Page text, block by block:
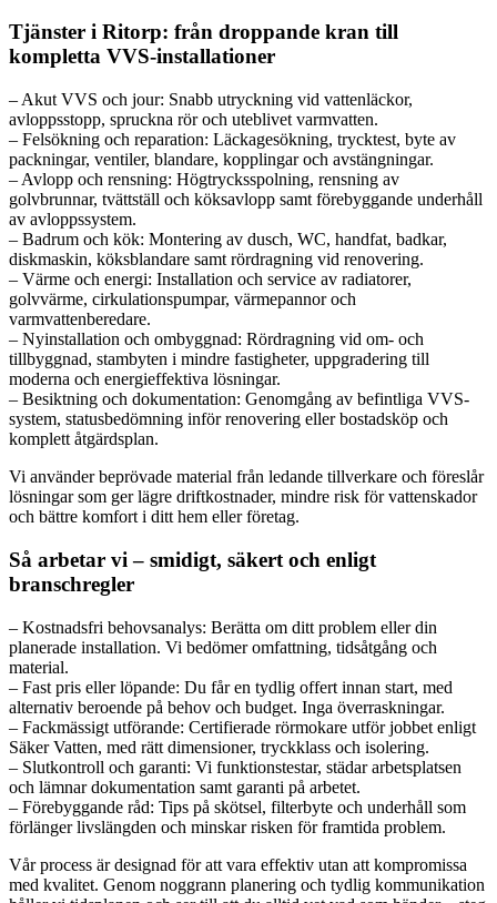
Tjänster i Ritorp: från droppande kran till
kompletta VVS-installationer
– Akut VVS och jour: Snabb utryckning vid vattenläckor,
avloppsstopp, spruckna rör och uteblivet varmvatten.
– Felsökning och reparation: Läckagesökning, trycktest, byte av
packningar, ventiler, blandare, kopplingar och avstängningar.
– Avlopp och rensning: Högtrycksspolning, rensning av
golvbrunnar, tvättställ och köksavlopp samt förebyggande underhåll
av avloppssystem.
– Badrum och kök: Montering av dusch, WC, handfat, badkar,
diskmaskin, köksblandare samt rördragning vid renovering.
– Värme och energi: Installation och service av radiatorer,
golvvärme, cirkulationspumpar, värmepannor och
varmvattenberedare.
– Nyinstallation och ombyggnad: Rördragning vid om- och
tillbyggnad, stambyten i mindre fastigheter, uppgradering till
moderna och energieffektiva lösningar.
– Besiktning och dokumentation: Genomgång av befintliga VVS-
system, statusbedömning inför renovering eller bostadsköp och
komplett åtgärdsplan.
Vi använder beprövade material från ledande tillverkare och föreslår
lösningar som ger lägre driftkostnader, mindre risk för vattenskador
och bättre komfort i ditt hem eller företag.
Så arbetar vi – smidigt, säkert och enligt
branschregler
– Kostnadsfri behovsanalys: Berätta om ditt problem eller din
planerade installation. Vi bedömer omfattning, tidsåtgång och
material.
– Fast pris eller löpande: Du får en tydlig offert innan start, med
alternativ beroende på behov och budget. Inga överraskningar.
– Fackmässigt utförande: Certifierade rörmokare utför jobbet enligt
Säker Vatten, med rätt dimensioner, tryckklass och isolering.
– Slutkontroll och garanti: Vi funktionstestar, städar arbetsplatsen
och lämnar dokumentation samt garanti på arbetet.
– Förebyggande råd: Tips på skötsel, filterbyte och underhåll som
förlänger livslängden och minskar risken för framtida problem.
Vår process är designad för att vara effektiv utan att kompromissa
med kvalitet. Genom noggrann planering och tydlig kommunikation